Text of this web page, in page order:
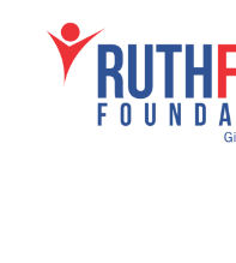
content